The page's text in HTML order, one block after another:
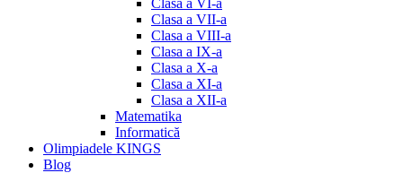
Clasa a VI-a
Clasa a VII-a
Clasa a VIII-a
Clasa a IX-a
Clasa a X-a
Clasa a XI-a
Clasa a XII-a
Matematika
Informatică
Olimpiadele KINGS
Blog